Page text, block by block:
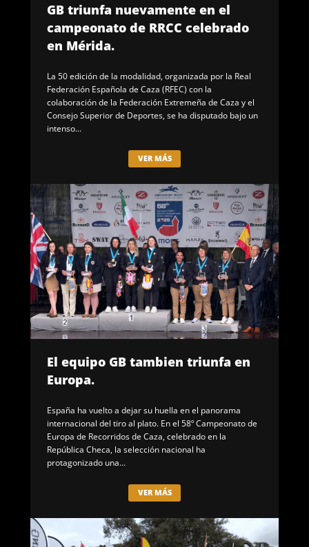
GB triunfa nuevamente en el
campeonato de RRCC celebrado
en Mérida.
La 50 edición de la modalidad, organizada por la Real
Federación Española de Caza (RFEC) con la
colaboración de la Federación Extremeña de Caza y el
Consejo Superior de Deportes, se ha disputado bajo un
intenso...
VER MÁS
El equipo GB tambien triunfa en
Europa.
España ha vuelto a dejar su huella en el panorama
internacional del tiro al plato. En el 58º Campeonato de
Europa de Recorridos de Caza, celebrado en la
República Checa, la selección nacional ha
protagonizado una...
VER MÁS